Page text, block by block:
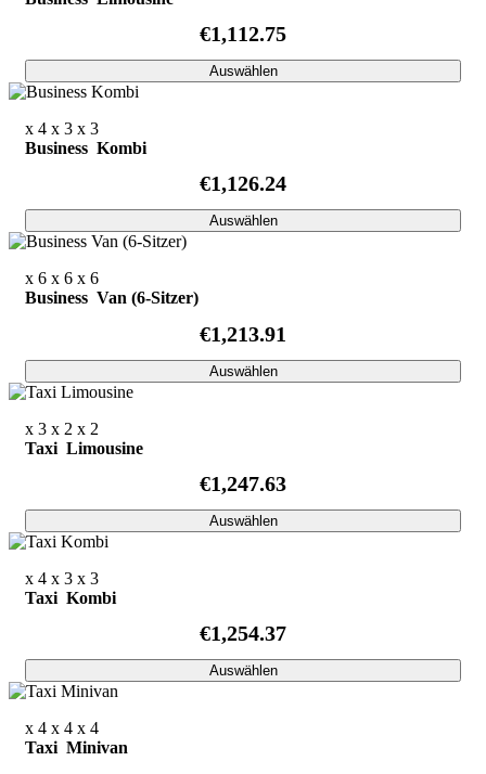
€1,112.75
Auswählen
x 4 x 3 x 3
Business Kombi
€1,126.24
Auswählen
x 6 x 6 x 6
Business Van (6-Sitzer)
€1,213.91
Auswählen
x 3 x 2 x 2
Taxi Limousine
€1,247.63
Auswählen
x 4 x 3 x 3
Taxi Kombi
€1,254.37
Auswählen
x 4 x 4 x 4
Taxi Minivan